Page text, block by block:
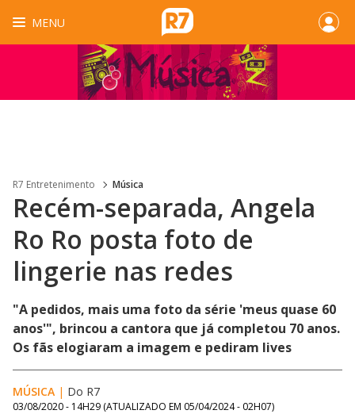
MENU
R7 Entretenimento Música
Recém-separada, Angela
Ro Ro posta foto de
lingerie nas redes
"A pedidos, mais uma foto da série 'meus quase 60
anos'", brincou a cantora que já completou 70 anos.
Os fãs elogiaram a imagem e pediram lives
MÚSICA | Do R7
03/08/2020 - 14H29 (ATUALIZADO EM 05/04/2024 - 02H07)